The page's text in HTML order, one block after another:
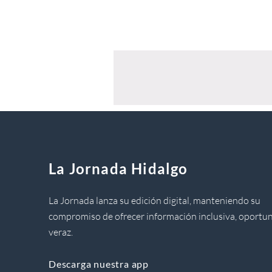
La Jornada Hidalgo
La Jornada lanza su edición digital, manteniendo su
compromiso de ofrecer información inclusiva,
veraz.
Descarga nuestra app